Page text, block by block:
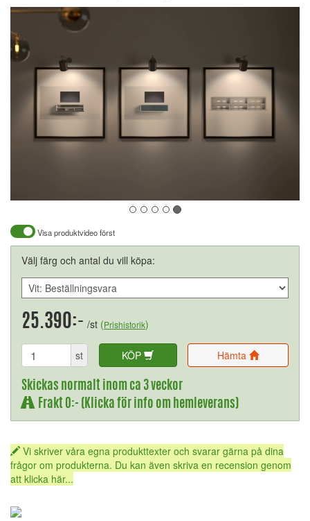
Visa produktvideo först
Välj färg och antal du vill köpa:
25.390:- /st (Prishistorik)
st KÖP Hämta
Skickas normalt inom ca 3 veckor
Frakt 0:- (Klicka för info om hemleverans)
Vi skriver våra egna produkttexter och svarar gärna på dina
frågor om produkterna. Du kan även skriva en recension genom
att klicka här...